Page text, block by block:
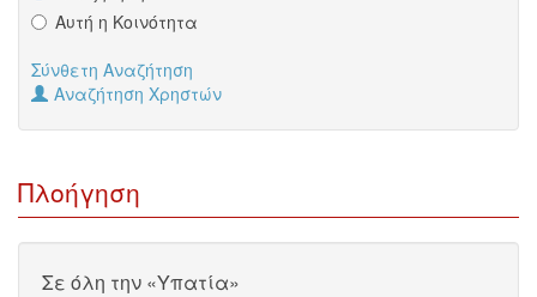
Αυτή η Κοινότητα
Σύνθετη Αναζήτηση
Αναζήτηση Χρηστών
Πλοήγηση
Σε όλη την «Υπατία»